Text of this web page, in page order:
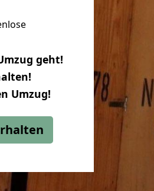
geht!
Umzug!